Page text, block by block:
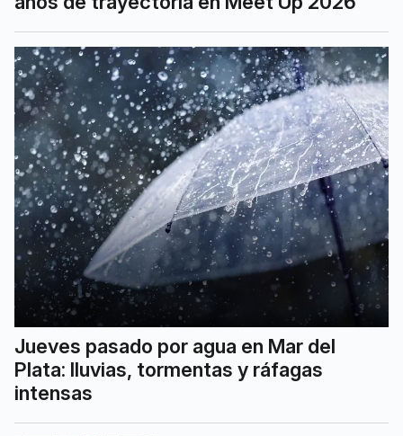
Jueves pasado por agua en Mar del
Plata: lluvias, tormentas y ráfagas
intensas